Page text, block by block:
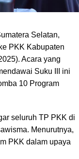
Selatan,
PKK Kabupaten
Acara yang
Suku III ini
10 Program
seluruh TP PKK di
Menurutnya,
PKK dalam upaya